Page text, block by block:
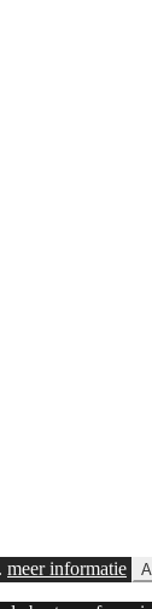
meer informatie